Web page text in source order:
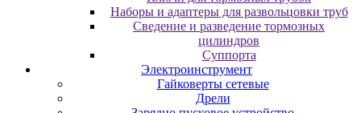
Наборы и адаптеры для развольцовки труб
Сведение и разведение тормозных
цилиндров
Суппорта
Электроинструмент
Гайковерты сетевые
Дрели